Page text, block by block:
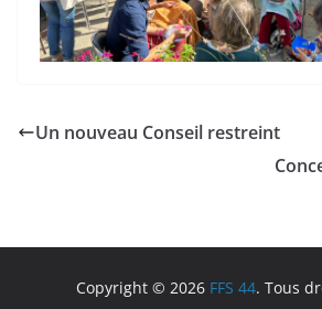
Un nouveau Conseil restreint
Copyright © 2026 FFS 44. Tous